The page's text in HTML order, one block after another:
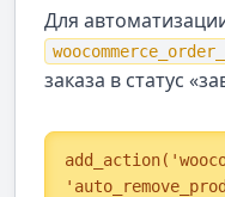
Для
заказа в статус